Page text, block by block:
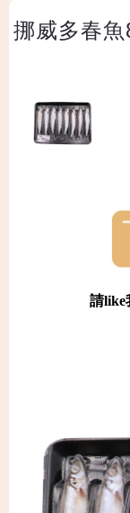
Back
to
挪威多春魚
請like